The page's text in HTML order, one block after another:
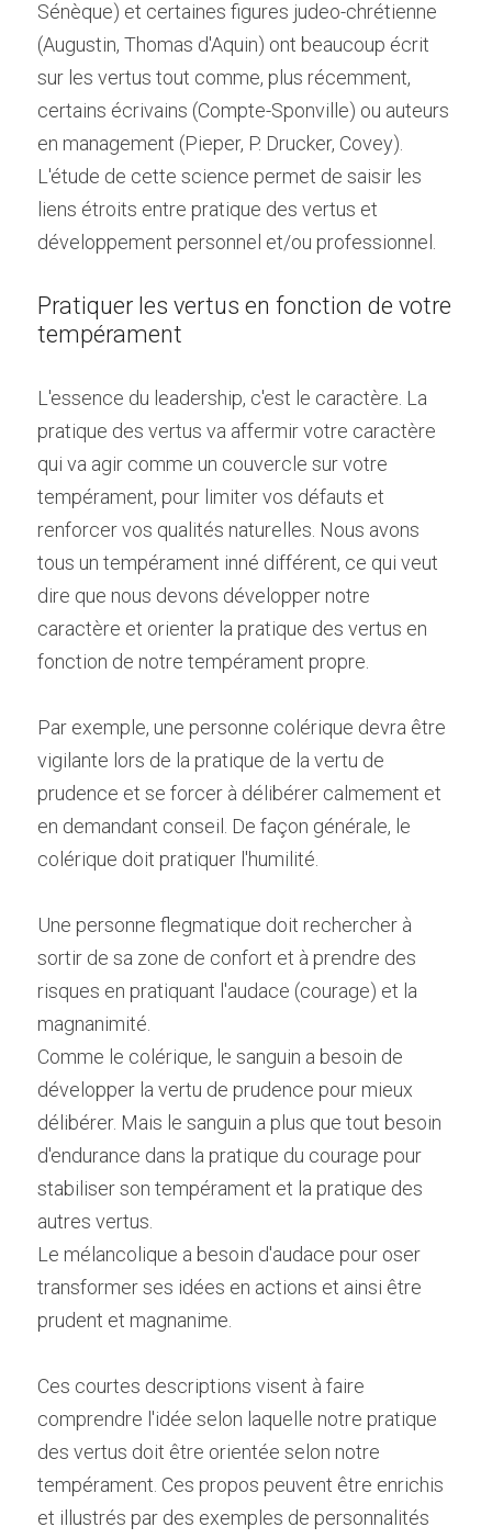
Sénèque) et certaines figures judeo-chrétienne
(Augustin, Thomas d'Aquin) ont beaucoup écrit
sur les vertus tout comme, plus récemment,
certains écrivains (Compte-Sponville) ou auteurs
en management (Pieper, P. Drucker, Covey).
L'étude de cette science permet de saisir les
liens étroits entre pratique des vertus et
développement personnel et/ou professionnel.
Pratiquer les vertus en fonction de votre
tempérament
L'essence du leadership, c'est le caractère. La
pratique des vertus va affermir votre caractère
qui va agir comme un couvercle sur votre
tempérament, pour limiter vos défauts et
renforcer vos qualités naturelles. Nous avons
tous un tempérament inné différent, ce qui veut
dire que nous devons développer notre
caractère et orienter la pratique des vertus en
fonction de notre tempérament propre.
Par exemple, une personne colérique devra être
vigilante lors de la pratique de la vertu de
prudence et se forcer à délibérer calmement et
en demandant conseil. De façon générale, le
colérique doit pratiquer l'humilité.
Une personne flegmatique doit rechercher à
sortir de sa zone de confort et à prendre des
risques en pratiquant l'audace (courage) et la
magnanimité.
Comme le colérique, le sanguin a besoin de
développer la vertu de prudence pour mieux
délibérer. Mais le sanguin a plus que tout besoin
d'endurance dans la pratique du courage pour
stabiliser son tempérament et la pratique des
autres vertus.
Le mélancolique a besoin d'audace pour oser
transformer ses idées en actions et ainsi être
prudent et magnanime.
Ces courtes descriptions visent à faire
comprendre l'idée selon laquelle notre pratique
des vertus doit être orientée selon notre
tempérament. Ces propos peuvent être enrichis
et illustrés par des exemples de personnalités